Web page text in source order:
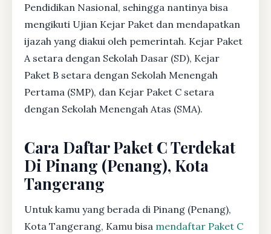
Pendidikan Nasional, sehingga nantinya bisa
mengikuti Ujian Kejar Paket dan mendapatkan
ijazah yang diakui oleh pemerintah. Kejar Paket
A setara dengan Sekolah Dasar (SD), Kejar
Paket B setara dengan Sekolah Menengah
Pertama (SMP), dan Kejar Paket C setara
dengan Sekolah Menengah Atas (SMA).
Cara Daftar Paket C Terdekat
Di Pinang (Penang), Kota
Tangerang
Untuk kamu yang berada di Pinang (Penang),
Kota Tangerang, Kamu bisa mendaftar Paket C